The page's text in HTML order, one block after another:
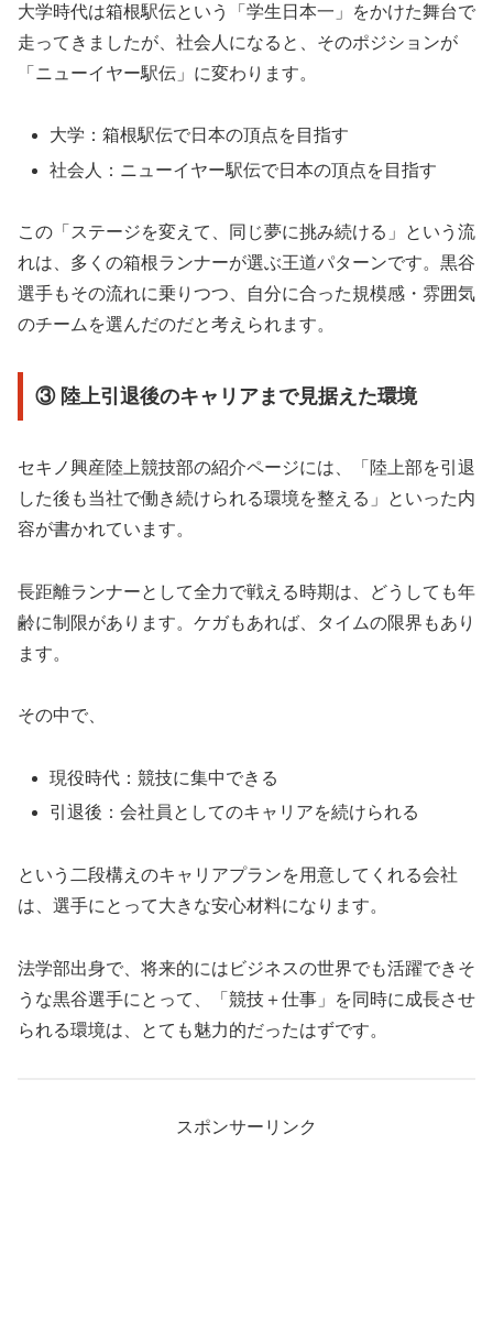
大学時代は箱根駅伝という「学生日本一」をかけた舞台で
走ってきましたが、社会人になると、そのポジションが
「ニューイヤー駅伝」に変わります。
大学：箱根駅伝で日本の頂点を目指す
社会人：ニューイヤー駅伝で日本の頂点を目指す
この「ステージを変えて、同じ夢に挑み続ける」という流
れは、多くの箱根ランナーが選ぶ王道パターンです。黒谷
選手もその流れに乗りつつ、自分に合った規模感・雰囲気
のチームを選んだのだと考えられます。
③ 陸上引退後のキャリアまで見据えた環境
セキノ興産陸上競技部の紹介ページには、「陸上部を引退
した後も当社で働き続けられる環境を整える」といった内
容が書かれています。
長距離ランナーとして全力で戦える時期は、どうしても年
齢に制限があります。ケガもあれば、タイムの限界もあり
ます。
その中で、
現役時代：競技に集中できる
引退後：会社員としてのキャリアを続けられる
という二段構えのキャリアプランを用意してくれる会社
は、選手にとって大きな安心材料になります。
法学部出身で、将来的にはビジネスの世界でも活躍できそ
うな黒谷選手にとって、「競技＋仕事」を同時に成長させ
られる環境は、とても魅力的だったはずです。
スポンサーリンク